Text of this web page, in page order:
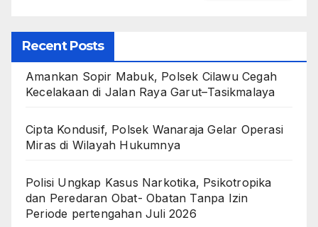
Recent Posts
Amankan Sopir Mabuk, Polsek Cilawu Cegah
Kecelakaan di Jalan Raya Garut–Tasikmalaya
Cipta Kondusif, Polsek Wanaraja Gelar Operasi
Miras di Wilayah Hukumnya
Polisi Ungkap Kasus Narkotika, Psikotropika
dan Peredaran Obat- Obatan Tanpa Izin
Periode pertengahan Juli 2026